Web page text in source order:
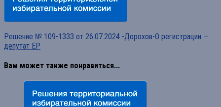
Решение № 109-1333 от 26.07.2024 -Дорохов-О регистрации —
депутат ЕР
Вам может также понравиться...